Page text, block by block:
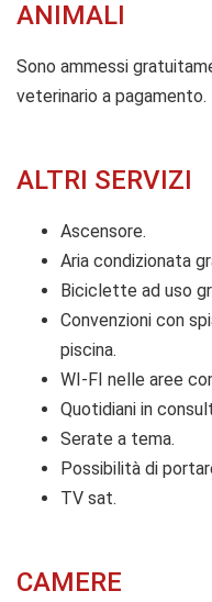
ANIMALI
Sono ammessi
veterinario a pagamento.
ALTRI SERVIZI
Ascensore.
Aria condizionata
Biciclette ad uso
Convenzioni con
piscina.
WI-FI nelle aree
Quotidiani in
Serate a tema.
Possibilità di
TV sat.
CAMERE